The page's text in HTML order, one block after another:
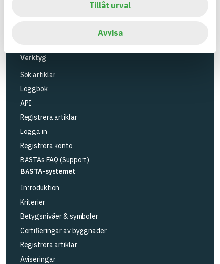
Tillåt urval
Avvisa
Verktyg
Sök artiklar
Loggbok
API
Registrera artiklar
Logga in
Registrera konto
BASTAs FAQ (Support)
BASTA-systemet
Introduktion
Kriterier
Betygsnivåer & symboler
Certifieringar av byggnader
Registrera artiklar
Aviseringar